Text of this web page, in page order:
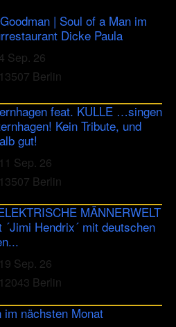
| Soul of a Man im
Dicke Paula
4 Sep. 26
13507 Berlin
feat. KULLE …singen
Kein Tribute, und
gut!
11 Sep. 26
13507 Berlin
MÄNNERWELT
´Jimi Hendrix´ mit deutschen
19 Sep. 26
12043 Berlin
im nächsten Monat